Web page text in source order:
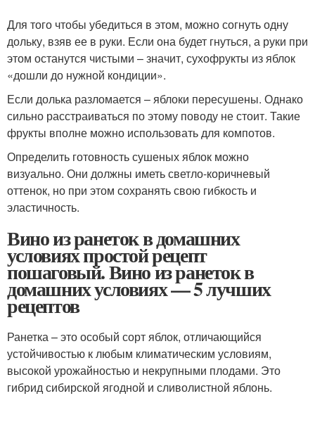
Для того чтобы убедиться в этом, можно согнуть одну
дольку, взяв ее в руки. Если она будет гнуться, а руки при
этом останутся чистыми – значит, сухофрукты из яблок
«дошли до нужной кондиции».
Если долька разломается – яблоки пересушены. Однако
сильно расстраиваться по этому поводу не стоит. Такие
фрукты вполне можно использовать для компотов.
Определить готовность сушеных яблок можно
визуально. Они должны иметь светло-коричневый
оттенок, но при этом сохранять свою гибкость и
эластичность.
Вино из ранеток в домашних
условиях простой рецепт
пошаговый. Вино из ранеток в
домашних условиях — 5 лучших
рецептов
Ранетка – это особый сорт яблок, отличающийся
устойчивостью к любым климатическим условиям,
высокой урожайностью и некрупными плодами. Это
гибрид сибирской ягодной и сливолистной яблонь.